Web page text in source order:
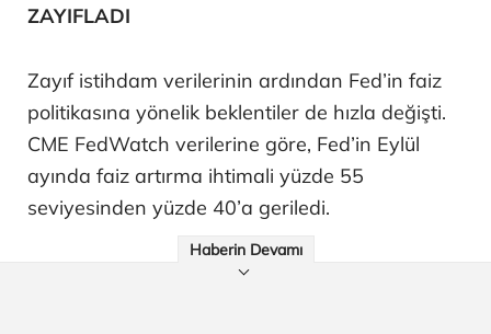
ZAYIFLADI
Zayıf istihdam verilerinin ardından Fed’in faiz
politikasına yönelik beklentiler de hızla değişti.
CME FedWatch verilerine göre, Fed’in Eylül
ayında faiz artırma ihtimali yüzde 55
seviyesinden yüzde 40’a geriledi.
Haberin Devamı